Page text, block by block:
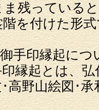
残っている
を付けた形
印縁起につ
縁起とは、
高野山絵図･